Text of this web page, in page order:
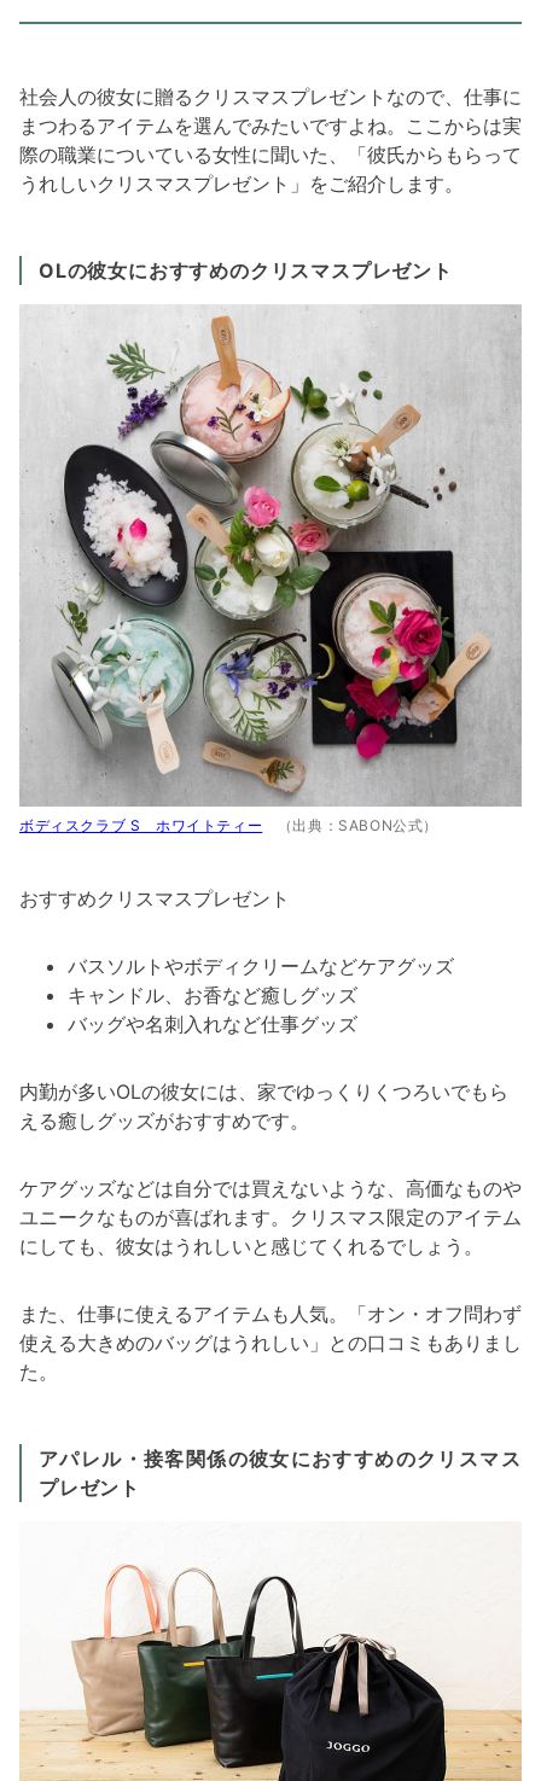
社会人の彼女に贈るクリスマスプレゼントなので、仕事に
まつわるアイテムを選んでみたいですよね。ここからは実
際の職業についている女性に聞いた、「彼氏からもらって
うれしいクリスマスプレゼント」をご紹介します。
OLの彼女におすすめのクリスマスプレゼント
ボディスクラブ S ホワイトティー （出典：SABON公式）
おすすめクリスマスプレゼント
バスソルトやボディクリームなどケアグッズ
キャンドル、お香など癒しグッズ
バッグや名刺入れなど仕事グッズ
内勤が多いOLの彼女には、家でゆっくりくつろいでもら
える癒しグッズがおすすめです。
ケアグッズなどは自分では買えないような、高価なものや
ユニークなものが喜ばれます。クリスマス限定のアイテム
にしても、彼女はうれしいと感じてくれるでしょう。
また、仕事に使えるアイテムも人気。「オン・オフ問わず
使える大きめのバッグはうれしい」との口コミもありまし
た。
アパレル・接客関係の彼女におすすめのクリスマス
プレゼント